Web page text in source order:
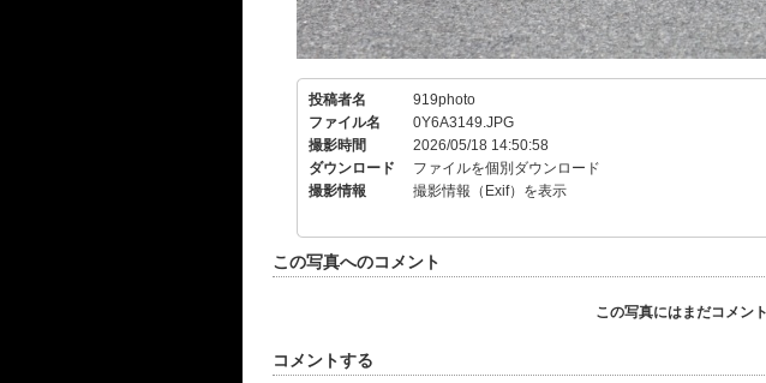
投稿者名
919photo
ファイル名
0Y6A3149.JPG
撮影時間
2026/05/18 14:50:58
ダウンロード
ファイルを個別ダウンロード
撮影情報
撮影情報（Exif）を表示
この写真へのコメント
この写真にはまだコメン
コメントする